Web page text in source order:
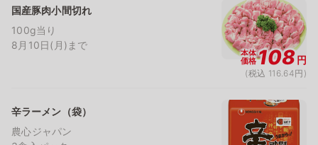
国産豚肉小間切れ
100g当り
8月10日(月)まで
本体
価格108円
(税込 116.64円)
辛ラーメン（袋）
農心ジャパン